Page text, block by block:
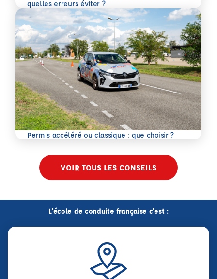
quelles erreurs éviter ?
Permis accéléré ou classique : que choisir ?
En savoir plus
VOIR TOUS LES CONSEILS
L'école de conduite française c'est :